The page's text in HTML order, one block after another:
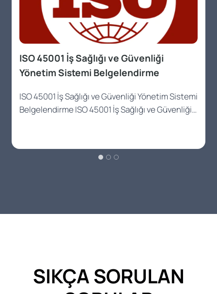
ISO 45001 İş Sağlığı ve Güvenliği
Yönetim Sistemi Belgelendirme
ISO 45001 İş Sağlığı ve Güvenliği Yönetim Sistemi
Belgelendirme ISO 45001 İş Sağlığı ve Güvenliği…
SIKÇA SORULAN